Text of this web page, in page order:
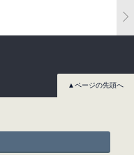
▲ページの先頭へ